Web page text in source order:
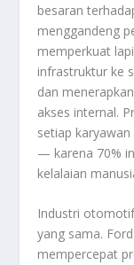
besaran
menggandeng
memperkuat
infrastruktur ke
dan
akses internal.
setiap
— karena 70%
kelalaian
Industri
yang sama.
mempercepat